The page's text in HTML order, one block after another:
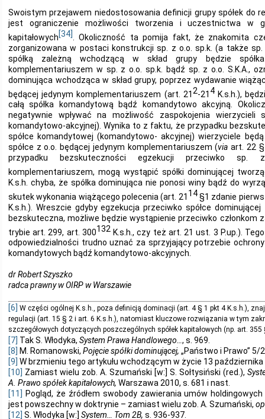
Swoistym przejawem niedostosowania definicji grupy spółek do
jest ograniczenie możliwości tworzenia i uczestnictwa w
kapitałowych[34]
. Okoliczność ta pomija fakt, że znakomita
zorganizowana w postaci konstrukcji sp. z o.o. sp.k. (a także sp.
spółką zależną wchodzącą w skład grupy będzie
komplementariuszem w sp. z o.o. sp.k. bądź sp. z o.o. S.K.A.,
dominująca wchodząca w skład grupy, poprzez wydawanie
będącej jedynym komplementariuszem (art. 21 2-21 4K.s.h.),
całą spółka komandytową bądź komandytowo akcyjną.
negatywnie wpływać na możliwość zaspokojenia wierzycieli
komandytowo-akcyjnej). Wynika to z faktu, że przypadku
spółce komandytowej (komandytowo- akcyjnej) wierzyciele
spółce z o.o. będącej jedynym komplementariuszem (via art. 22
przypadku bezskuteczności egzekucji przeciwko sp.
komplementariuszem, mogą wystąpić spółki dominującej
K.s.h. chyba, że spółka dominująca nie ponosi winy bądź do
skutek wykonania wiążącego polecenia (art. 21 14§1 zdanie
K.s.h.). Wreszcie gdyby egzekucja przeciwko spółce
bezskuteczna, możliwe będzie wystąpienie przeciwko członkom
trybie art. 299, art. 300132 K.s.h., czy też art. 21 ust. 3 P.up.).
odpowiedzialności trudno uznać za sprzyjający potrzebie
komandytowych bądź komandytowo-akcyjnych.
dr Robert Szyszko
radca prawny w OIRP w Warszawie
[6] W części ogólnej K.s.h., poza definicją dominacji (art. 4 § 1 pkt 4 K.s.h.),
regulacji (art. 15 § 2 i art. 6 K.s.h.), natomiast kluczowe rozwiązania w tym
szczegółowych dotyczących poszczególnych spółek kapitałowych (np. art.
[7] Tak S. Włodyka, System Prawa Handlowego…, s. 969.
[8] M. Romanowski, Pojęcie spółki dominującej, „Państwo i Prawo” 5/
[9] W brzmieniu tego artykułu wchodzącym w życie 13 października
[10] Zamiast wielu zob. A. Szumański [w:] S. Sołtysiński (red.),
A. Prawo spółek kapitałowych, Warszawa 2010, s. 681 i nast.
[11] Pogląd, że źródłem swobody zawierania umów
jest powszechny w doktrynie – zamiast wielu zob. A. Szumański,
[12] S. Włodyka [w:] System… Tom 2B, s. 936-937.